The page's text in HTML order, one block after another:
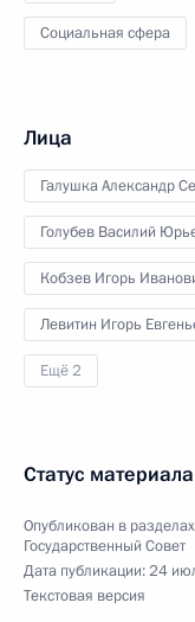
Социальная сфера
Лица
Галушка Александр
Голубев Василий
Кобзев Игорь
Левитин Игорь
Ещё 2
Статус материала
Опубликован в
Государственный Совет
Дата публикации:24
Текстовая версия